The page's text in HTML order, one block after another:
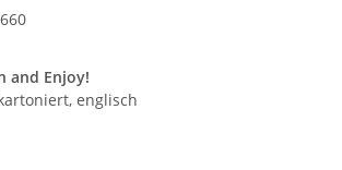
and Enjoy!
englisch